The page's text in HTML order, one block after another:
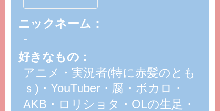
ニックネーム：
-
好きなもの：
アニメ・実況者(特に赤髪のとも
ｓ)・YouTuber・腐・ボカロ・
AKB・ロリショタ・OLの生足・